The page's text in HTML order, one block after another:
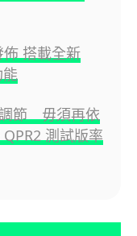
搭載全新
節 毋須再依
測試版率